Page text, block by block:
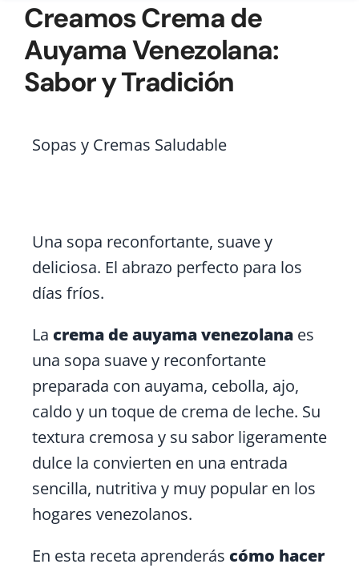
Creamos Crema de
Auyama Venezolana:
Sabor y Tradición
Sopas y Cremas Saludable
Una sopa reconfortante, suave y
deliciosa. El abrazo perfecto para los
días fríos.
La crema de auyama venezolana es
una sopa suave y reconfortante
preparada con auyama, cebolla, ajo,
caldo y un toque de crema de leche. Su
textura cremosa y su sabor ligeramente
dulce la convierten en una entrada
sencilla, nutritiva y muy popular en los
hogares venezolanos.
En esta receta aprenderás cómo hacer